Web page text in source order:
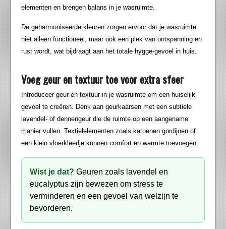
elementen en brengen balans in je wasruimte.
De geharmoniseerde kleuren zorgen ervoor dat je wasruimte
niet alleen functioneel, maar ook een plek van ontspanning en
rust wordt, wat bijdraagt aan het totale hygge-gevoel in huis.
Voeg geur en textuur toe voor extra sfeer
Introduceer geur en textuur in je wasruimte om een huiselijk
gevoel te creëren. Denk aan geurkaarsen met een subtiele
lavendel- of dennengeur die de ruimte op een aangename
manier vullen. Textielelementen zoals katoenen gordijnen of
een klein vloerkleedje kunnen comfort en warmte toevoegen.
Wist je dat? Geuren zoals lavendel en
eucalyptus zijn bewezen om stress te
verminderen en een gevoel van welzijn te
bevorderen.